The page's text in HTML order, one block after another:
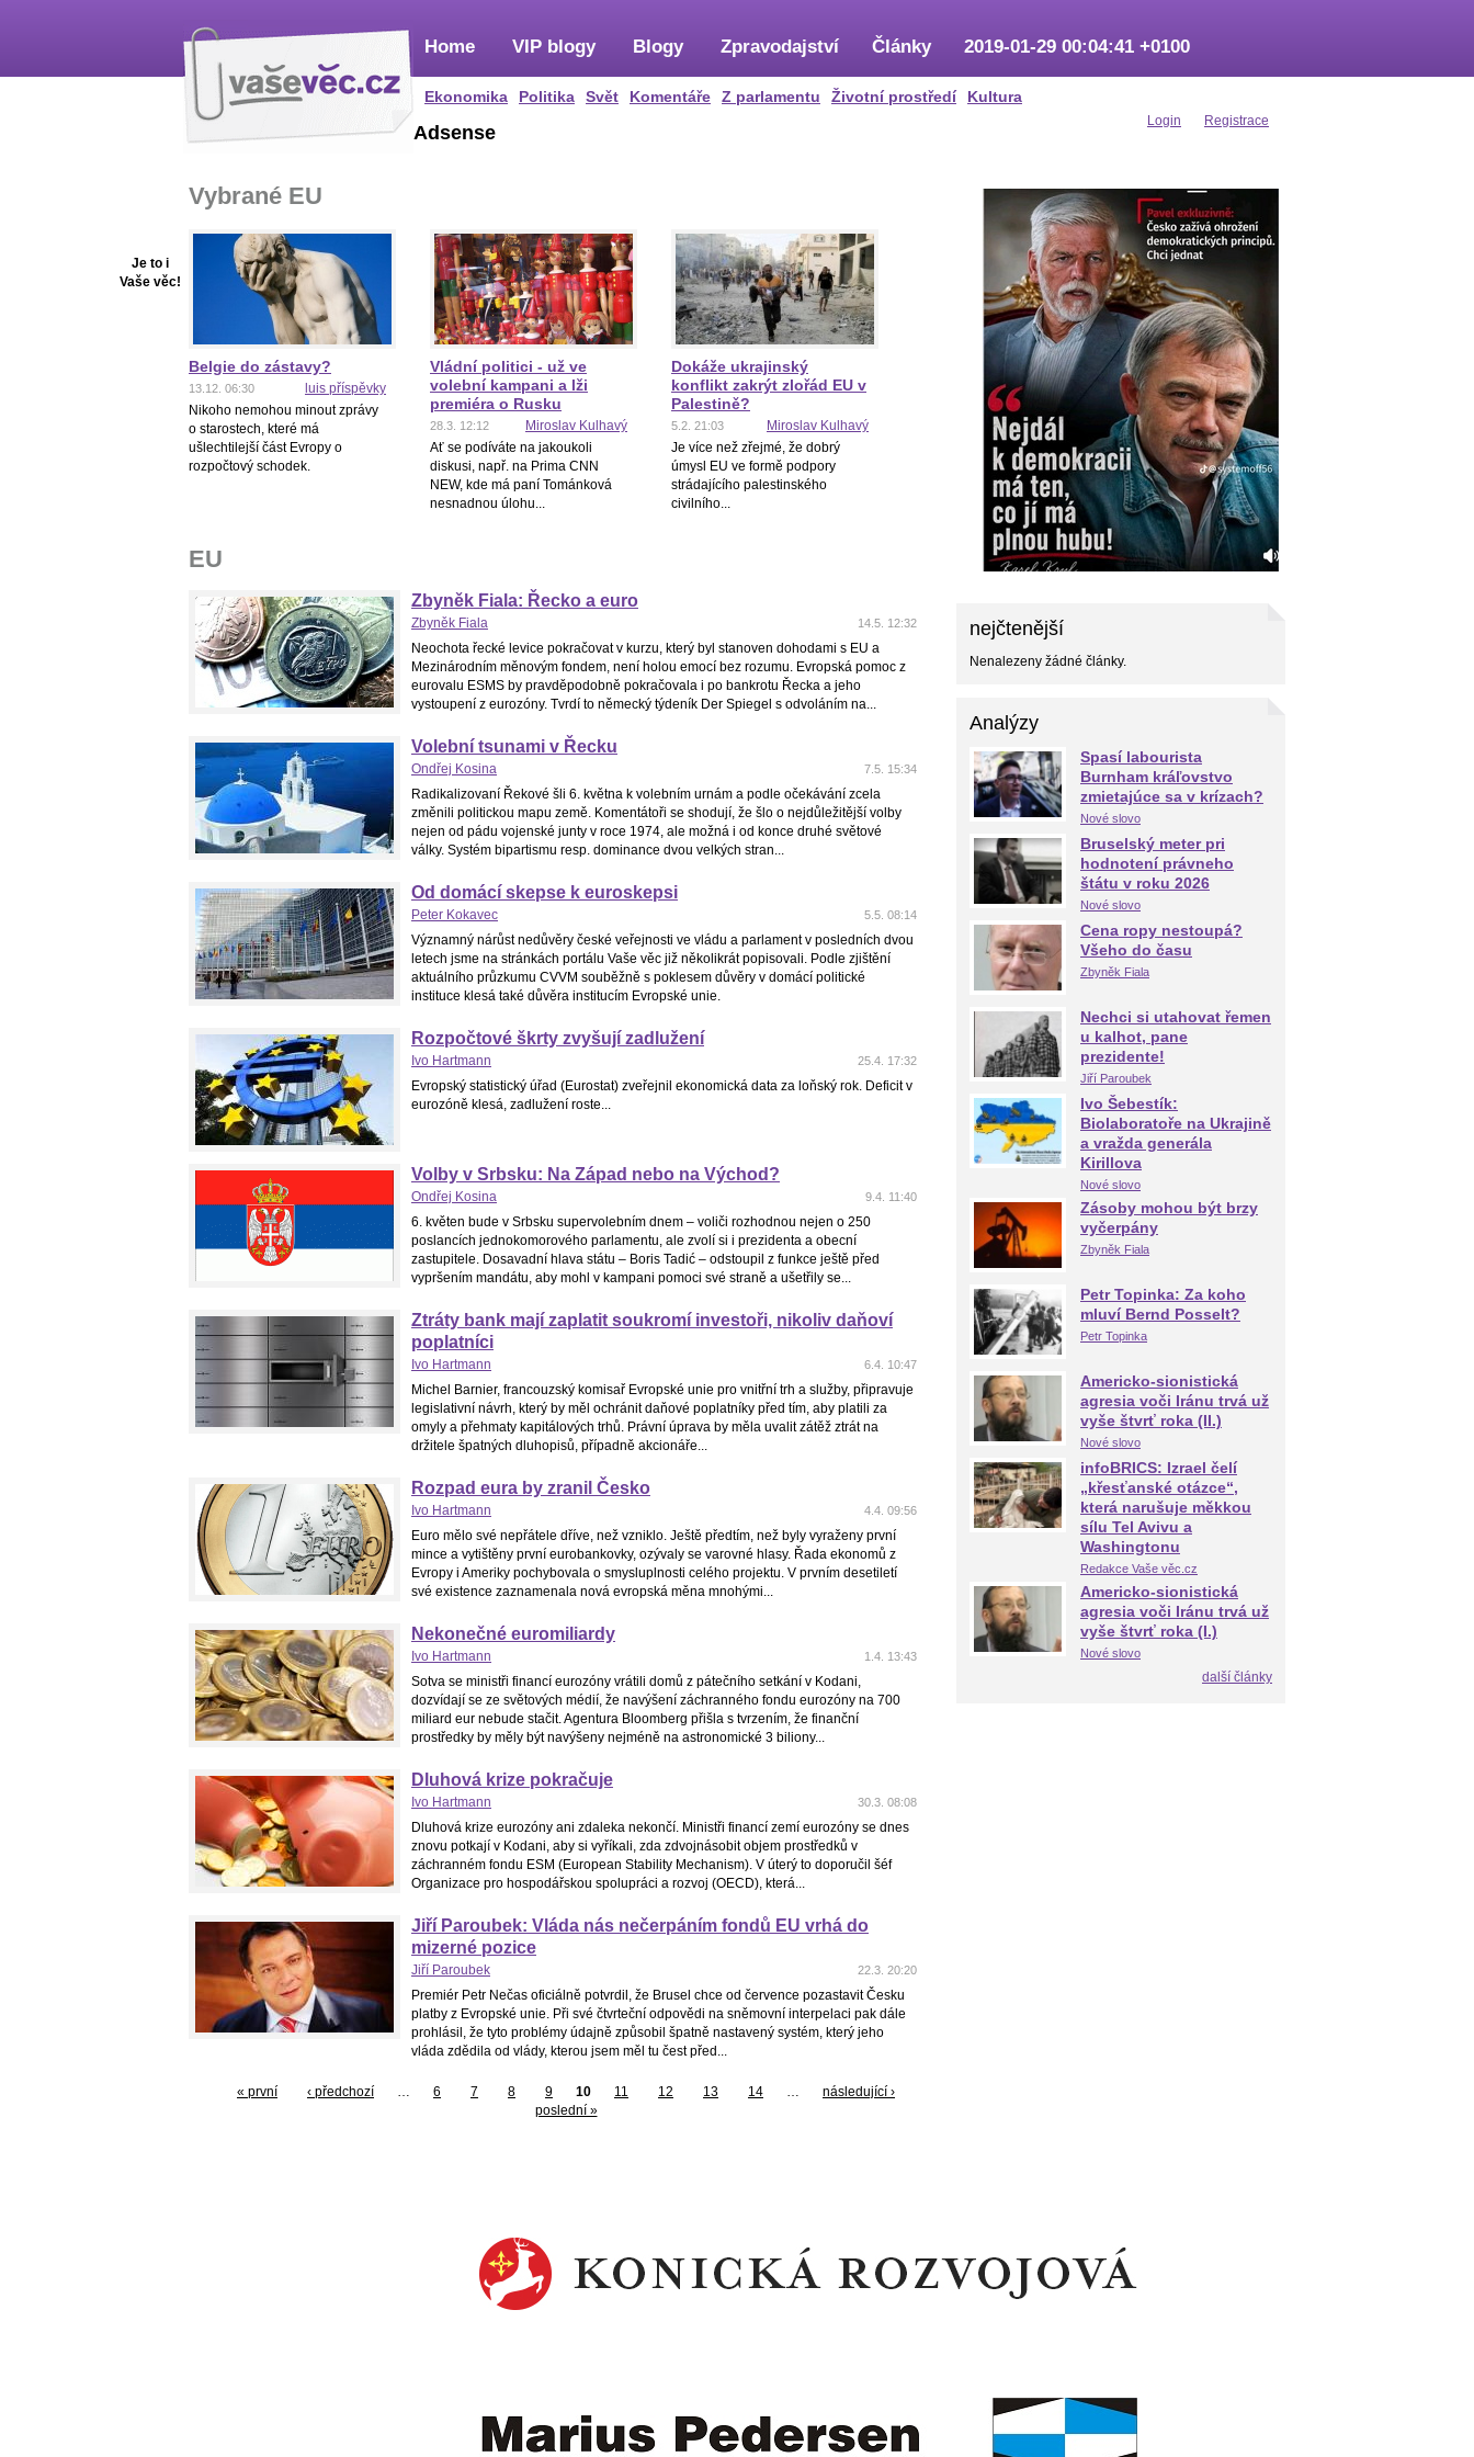
Home
Ekonomika Politika Svět Komentáře Z parlamentu Životní prostředí Kultura
VIP blogy Blogy Zpravodajství Články 2019-01-29 00:04:41 +0100
Login Registrace
Je to i
Vaše věc!
Adsense
Vybrané EU
Belgie do zástavy?
13.12. 06:30
luis příspěvky
Nikoho nemohou minout zprávy
o starostech, které má
ušlechtilejší část Evropy o
rozpočtový schodek.
Vládní politici - už ve
volební kampani a lži
premiéra o Rusku
28.3. 12:12
Miroslav Kulhavý
Ať se podíváte na jakoukoli
diskusi, např. na Prima CNN
NEW, kde má paní Tománková
nesnadnou úlohu...
Dokáže ukrajinský
konflikt zakrýt zlořád EU v
Palestině?
5.2. 21:03
Miroslav Kulhavý
Je více než zřejmé, že dobrý
úmysl EU ve formě podpory
strádajícího palestinského
civilního...
EU
Zbyněk Fiala: Řecko a euro
14.5. 12:32
Zbyněk Fiala
Neochota řecké levice pokračovat v kurzu, který byl stanoven dohodami s EU a
Mezinárodním měnovým fondem, není holou emocí bez rozumu. Evropská pomoc z
eurovalu ESMS by pravděpodobně pokračovala i po bankrotu Řecka a jeho
vystoupení z eurozóny. Tvrdí to německý týdeník Der Spiegel s odvoláním na...
Volební tsunami v Řecku
7.5. 15:34
Ondřej Kosina
Radikalizovaní Řekové šli 6. května k volebním urnám a podle očekávání zcela
změnili politickou mapu země. Komentátoři se shodují, že šlo o nejdůležitější volby
nejen od pádu vojenské junty v roce 1974, ale možná i od konce druhé světové
války. Systém bipartismu resp. dominance dvou velkých stran...
Od domácí skepse k euroskepsi
5.5. 08:14
Peter Kokavec
Významný nárůst nedůvěry české veřejnosti ve vládu a parlament v posledních dvou
letech jsme na stránkách portálu Vaše věc již několikrát popisovali. Podle zjištění
aktuálního průzkumu CVVM souběžně s poklesem důvěry v domácí politické
instituce klesá také důvěra institucím Evropské unie.
Rozpočtové škrty zvyšují zadlužení
25.4. 17:32
Ivo Hartmann
Evropský statistický úřad (Eurostat) zveřejnil ekonomická data za loňský rok. Deficit v
eurozóně klesá, zadlužení roste...
Volby v Srbsku: Na Západ nebo na Východ?
9.4. 11:40
Ondřej Kosina
6. květen bude v Srbsku supervolebním dnem – voliči rozhodnou nejen o 250
poslancích jednokomorového parlamentu, ale zvolí si i prezidenta a obecní
zastupitele. Dosavadní hlava státu – Boris Tadić – odstoupil z funkce ještě před
vypršením mandátu, aby mohl v kampani pomoci své straně a ušetřily se...
Ztráty bank mají zaplatit soukromí investoři, nikoliv daňoví
poplatníci
6.4. 10:47
Ivo Hartmann
Michel Barnier, francouzský komisař Evropské unie pro vnitřní trh a služby, připravuje
legislativní návrh, který by měl ochránit daňové poplatníky před tím, aby platili za
omyly a přehmaty kapitálových trhů. Právní úprava by měla uvalit zátěž ztrát na
držitele špatných dluhopisů, případně akcionáře...
Rozpad eura by zranil Česko
4.4. 09:56
Ivo Hartmann
Euro mělo své nepřátele dříve, než vzniklo. Ještě předtím, než byly vyraženy první
mince a vytištěny první eurobankovky, ozývaly se varovné hlasy. Řada ekonomů z
Evropy i Ameriky pochybovala o smysluplnosti celého projektu. V prvním desetiletí
své existence zaznamenala nová evropská měna mnohými...
Nekonečné euromiliardy
1.4. 13:43
Ivo Hartmann
Sotva se ministři financí eurozóny vrátili domů z pátečního setkání v Kodani,
dozvídají se ze světových médií, že navýšení záchranného fondu eurozóny na 700
miliard eur nebude stačit. Agentura Bloomberg přišla s tvrzením, že finanční
prostředky by měly být navýšeny nejméně na astronomické 3 biliony...
Dluhová krize pokračuje
30.3. 08:08
Ivo Hartmann
Dluhová krize eurozóny ani zdaleka nekončí. Ministři financí zemí eurozóny se dnes
znovu potkají v Kodani, aby si vyříkali, zda zdvojnásobit objem prostředků v
záchranném fondu ESM (European Stability Mechanism). V úterý to doporučil šéf
Organizace pro hospodářskou spolupráci a rozvoj (OECD), která...
Jiří Paroubek: Vláda nás nečerpáním fondů EU vrhá do
mizerné pozice
22.3. 20:20
Jiří Paroubek
Premiér Petr Nečas oficiálně potvrdil, že Brusel chce od července pozastavit Česku
platby z Evropské unie. Při své čtvrteční odpovědi na sněmovní interpelaci pak dále
prohlásil, že tyto problémy údajně způsobil špatně nastavený systém, který jeho
vláda zdědila od vlády, kterou jsem měl tu čest před...
« první ‹ předchozí … 6 7 8 9 10 11 12 13 14 …
následující ›
poslední »
nejčtenější
Nenalezeny žádné články.
Analýzy
Spasí labourista
Burnham kráľovstvo
zmietajúce sa v krízach?
Nové slovo
Bruselský meter pri
hodnotení právneho
štátu v roku 2026
Nové slovo
Cena ropy nestoupá?
Všeho do času
Zbyněk Fiala
Nechci si utahovat řemen
u kalhot, pane
prezidente!
Jiří Paroubek
Ivo Šebestík:
Biolaboratoře na Ukrajině
a vražda generála
Kirillova
Nové slovo
Zásoby mohou být brzy
vyčerpány
Zbyněk Fiala
Petr Topinka: Za koho
mluví Bernd Posselt?
Petr Topinka
Americko-sionistická
agresia voči Iránu trvá už
vyše štvrť roka (II.)
Nové slovo
infoBRICS: Izrael čelí
„křesťanské otázce“,
která narušuje měkkou
sílu Tel Avivu a
Washingtonu
Redakce Vaše věc.cz
Americko-sionistická
agresia voči Iránu trvá už
vyše štvrť roka (I.)
Nové slovo
další články